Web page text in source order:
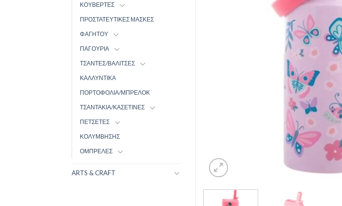
ΚΟΥΒΕΡΤΕΣ
ΠΡΟΣΤΑΤΕΥΤΙΚΕΣ ΜΑΣΚΕΣ
ΦΑΓΗΤΟΥ
ΠΑΓΟΥΡΙΑ
ΤΣΑΝΤΕΣ/ΒΑΛΙΤΣΕΣ
ΚΑΛΛΥΝΤΙΚΑ
ΠΟΡΤΟΦΟΛΙΑ/ΜΠΡΕΛΟΚ
ΤΣΑΝΤΑΚΙΑ/ΚΑΣΕΤΙΝΕΣ
ΠΕΤΣΕΤΕΣ
ΚΟΛΥΜΒΗΣΗΣ
ΟΜΠΡΕΛΕΣ
ARTS & CRAFT